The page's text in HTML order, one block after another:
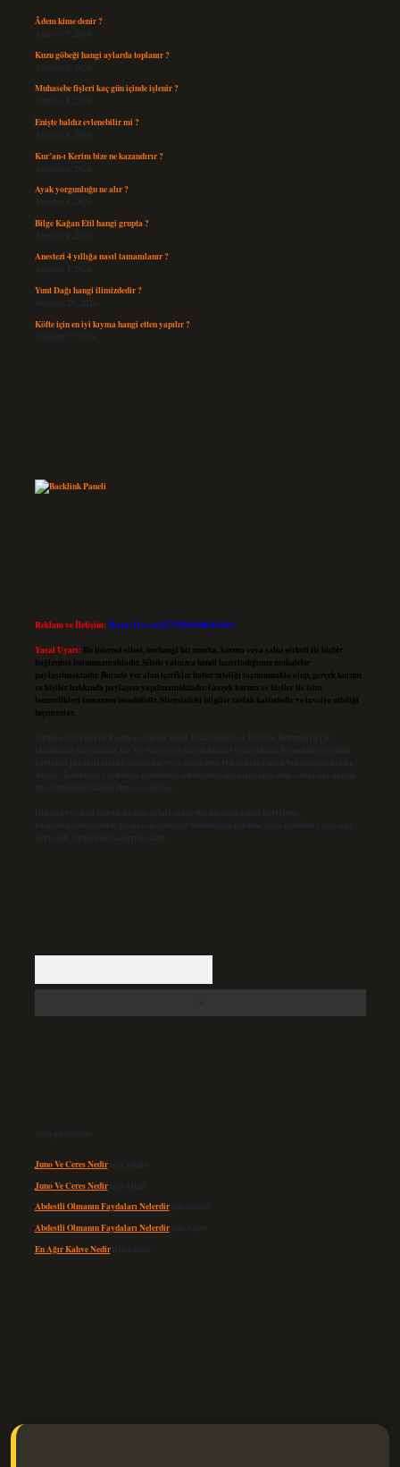
Âdem kime denir ?
Ağustos 9, 2026
Kuzu göbeği hangi aylarda toplanır ?
Ağustos 8, 2026
Muhasebe fişleri kaç gün içinde işlenir ?
Ağustos 8, 2026
Enişte baldız evlenebilir mi ?
Ağustos 6, 2026
Kur’an-ı Kerim bize ne kazandırır ?
Ağustos 6, 2026
Ayak yorgunluğu ne alır ?
Ağustos 5, 2026
Bilge Kağan Etil hangi grupta ?
Ağustos 4, 2026
Anestezi 4 yıllığa nasıl tamamlanır ?
Ağustos 4, 2026
Yunt Dağı hangi ilimizdedir ?
Temmuz 29, 2026
Köfte için en iyi kıyma hangi etten yapılır ?
Temmuz 27, 2026
Reklam ve İletişim:Skype: live:.cid.575569c608265c69
Yasal Uyarı: Bu internet sitesi, herhangi bir marka, kurum veya şahıs şirketi ile hiçbir
bağlantısı bulunmamaktadır. Sitede yalnızca kendi hazırladığımız makaleler
paylaşılmaktadır. Burada yer alan içerikler haber niteliği taşımamakta olup, gerçek kurum
ve kişiler hakkında paylaşım yapılmamaktadır. Gerçek kurum ve kişiler ile isim
benzerlikleri tamamen tesadüfidir. Sitemizdeki bilgiler taslak halindedir ve tavsiye niteliği
taşımazlar.
Sitemiz, 5651 Sayılı Kanun gereğince Bilgi Teknolojileri ve İletişim Kurumu (BTK)
tarafından onaylanmış bir Yer Sağlayıcı olarak hizmet vermektedir. Bu nedenle, sitedeki
içerikleri proaktif olarak denetleme veya araştırma yükümlülüğümüz bulunmamaktadır.
Ancak, üyelerimiz yazdıkları içeriklerin sorumluluğunu taşımakta olup, siteye üye olarak
bu sorumluluğu kabul etmiş sayılırlar.
Hukuka ve yasal düzenlemelere aykırı olduğunu düşündüğünüz içerikleri,
backlinkpanelicomtr@gmail.com adresine bildirmeniz halinde, ilgili içerikler yasal süre
içerisinde sitemizden kaldırılacaktır.
Son yorumlar
Juno Ve Ceres Nediriçin admin
Juno Ve Ceres Nediriçin Altan
Abdestli Olmanın Faydaları Nelerdiriçin admin
Abdestli Olmanın Faydaları Nelerdiriçin Alper
En Ağır Kahve Nediriçin admin